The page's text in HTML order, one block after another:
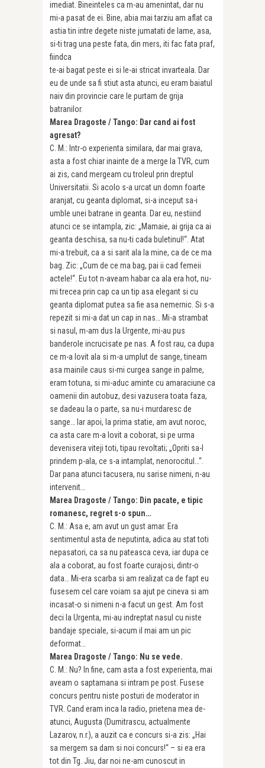
imediat. Bineinteles ca m-au amenintat, dar nu
mi-a pasat de ei. Bine, abia mai tarziu am aflat ca
astia tin intre degete niste jumatati de lame, asa,
si-ti trag una peste fata, din mers, iti fac fata praf,
fiindca
te-ai bagat peste ei si le-ai stricat invarteala. Dar
eu de unde sa fi stiut asta atunci, eu eram baiatul
naiv din provincie care le purtam de grija
batranilor.
Marea Dragoste / Tango: Dar cand ai fost
agresat?
C. M.: Intr-o experienta similara, dar mai grava,
asta a fost chiar inainte de a merge la TVR, cum
ai zis, cand mergeam cu troleul prin dreptul
Universitatii. Si acolo s-a urcat un domn foarte
aranjat, cu geanta diplomat, si-a inceput sa-i
umble unei batrane in geanta. Dar eu, nestiind
atunci ce se intampla, zic: „Mamaie, ai grija ca ai
geanta deschisa, sa nu-ti cada buletinul!“. Atat
mi-a trebuit, ca a si sarit ala la mine, ca de ce ma
bag. Zic: „Cum de ce ma bag, pai ii cad femeii
actele!“. Eu tot n-aveam habar ca ala era hot, nu-
mi trecea prin cap ca un tip asa elegant si cu
geanta diplomat putea sa fie asa nemernic. Si s-a
repezit si mi-a dat un cap in nas… Mi-a strambat
si nasul, m-am dus la Urgente, mi-au pus
banderole incrucisate pe nas. A fost rau, ca dupa
ce m-a lovit ala si m-a umplut de sange, tineam
asa mainile caus si-mi curgea sange in palme,
eram totuna, si mi-aduc aminte cu amaraciune ca
oamenii din autobuz, desi vazusera toata faza,
se dadeau la o parte, sa nu-i murdaresc de
sange… Iar apoi, la prima statie, am avut noroc,
ca asta care m-a lovit a coborat, si pe urma
devenisera viteji toti, tipau revoltati; „Opriti sa-l
prindem p-ala, ce s-a intamplat, nenorocitul…“.
Dar pana atunci tacusera, nu sarise nimeni, n-au
intervenit…
Marea Dragoste / Tango: Din pacate, e tipic
romanesc, regret s-o spun…
C. M.: Asa e, am avut un gust amar. Era
sentimentul asta de neputinta, adica au stat toti
nepasatori, ca sa nu pateasca ceva, iar dupa ce
ala a coborat, au fost foarte curajosi, dintr-o
data… Mi-era scarba si am realizat ca de fapt eu
fusesem cel care voiam sa ajut pe cineva si am
incasat-o si nimeni n-a facut un gest. Am fost
deci la Urgenta, mi-au indreptat nasul cu niste
bandaje speciale, si-acum il mai am un pic
deformat…
Marea Dragoste / Tango: Nu se vede.
C. M.: Nu? In fine, cam asta a fost experienta, mai
aveam o saptamana si intram pe post. Fusese
concurs pentru niste posturi de moderator in
TVR. Cand eram inca la radio, prietena mea de-
atunci, Augusta (Dumitrascu, actualmente
Lazarov, n.r.), a auzit ca e concurs si-a zis: „Hai
sa mergem sa dam si noi concurs!“ – si ea era
tot din Tg. Jiu, dar noi ne-am cunoscut in